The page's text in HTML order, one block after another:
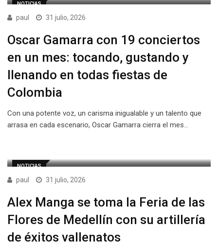
NOTICIAS
paul 31 julio, 2026
Oscar Gamarra con 19 conciertos
en un mes: tocando, gustando y
llenando en todas fiestas de
Colombia
Con una potente voz, un carisma inigualable y un talento que
arrasa en cada escenario, Oscar Gamarra cierra el mes…
NOTICIAS
paul 31 julio, 2026
Alex Manga se toma la Feria de las
Flores de Medellín con su artillería
de éxitos vallenatos